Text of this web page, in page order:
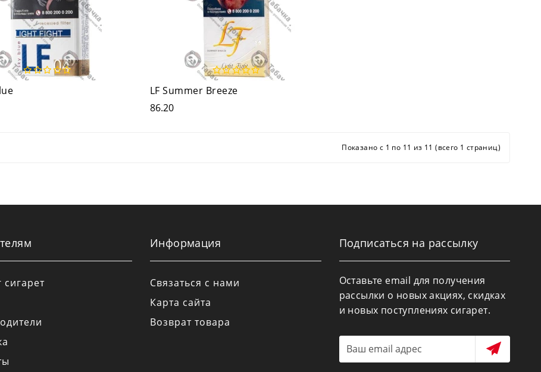
LF Summer Breeze
86.20
Показано с 1 по 11 из 11 (всего 1 страниц)
сигарет
Информация
Связаться с нами
Карта сайта
Возврат товара
Подписаться на рассылку
Оставьте email для получения
рассылки о новых акциях, скидках
и новых поступлениях сигарет.